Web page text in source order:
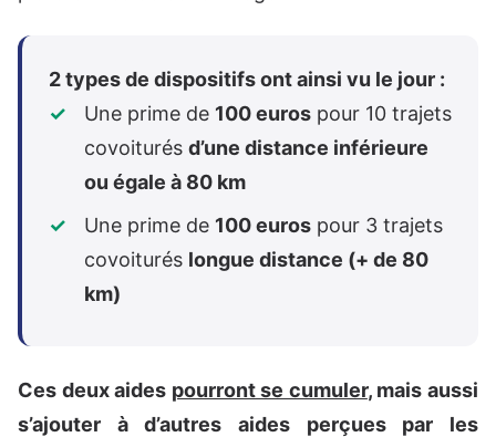
2 types de dispositifs ont ainsi vu le jour :
Une prime de 100 euros pour 10 trajets
covoiturés d’une distance inférieure
ou égale à 80 km
Une prime de 100 euros pour 3 trajets
covoiturés longue distance (+ de 80
km)
Ces deux aides pourront se cumuler, mais aussi
s’ajouter à d’autres aides perçues par les